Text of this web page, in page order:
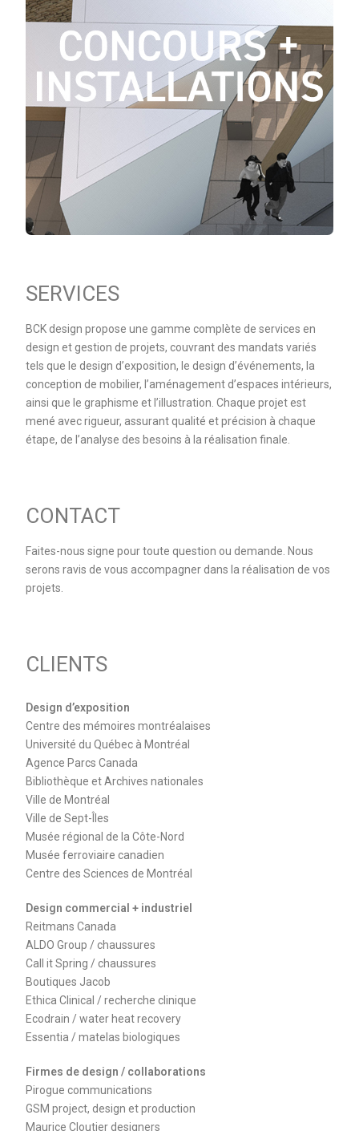
SERVICES
BCK design propose une gamme complète de services en
design et gestion de projets, couvrant des mandats variés
tels que le design d’exposition, le design d’événements, la
conception de mobilier, l’aménagement d’espaces intérieurs,
ainsi que le graphisme et l’illustration. Chaque projet est
mené avec rigueur, assurant qualité et précision à chaque
étape, de l’analyse des besoins à la réalisation finale.
CONTACT
Faites-nous signe pour toute question ou demande. Nous
serons ravis de vous accompagner dans la réalisation de vos
projets.
CLIENTS
Design d’exposition
Centre des mémoires montréalaises
Université du Québec à Montréal
Agence Parcs Canada
Bibliothèque et Archives nationales
Ville de Montréal
Ville de Sept-Îles
Musée régional de la Côte-Nord
Musée ferroviaire canadien
Centre des Sciences de Montréal
Design commercial + industriel
Reitmans Canada
ALDO Group / chaussures
Call it Spring / chaussures
Boutiques Jacob
Ethica Clinical / recherche clinique
Ecodrain / water heat recovery
Essentia / matelas biologiques
Firmes de design / collaborations
Pirogue communications
GSM project, design et production
Maurice Cloutier designers